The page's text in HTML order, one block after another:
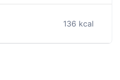
136 kcal